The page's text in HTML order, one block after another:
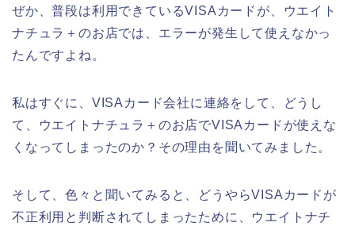
ぜか、普段は利用できているVISAカードが、ウエイト
ナチュラ＋のお店では、エラーが発生して使えなかっ
たんですよね。
私はすぐに、VISAカード会社に連絡をして、どうし
て、ウエイトナチュラ＋のお店でVISAカードが使えな
くなってしまったのか？その理由を聞いてみました。
そして、色々と聞いてみると、どうやらVISAカードが
不正利用と判断されてしまったために、ウエイトナチ